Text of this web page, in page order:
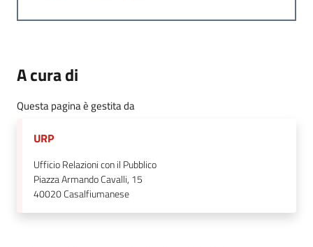
A cura di
Questa pagina è gestita da
URP
Ufficio Relazioni con il Pubblico
Piazza Armando Cavalli, 15
40020Casalfiumanese